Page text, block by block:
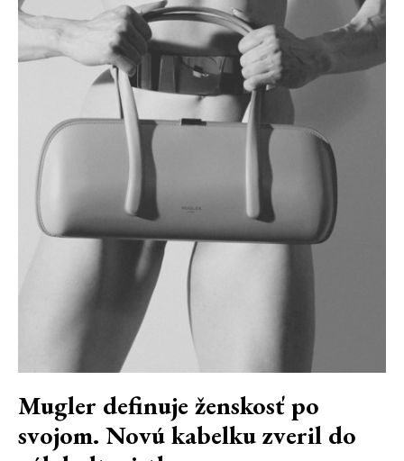
Mugler definuje ženskosť po
svojom. Novú kabelku zveril do